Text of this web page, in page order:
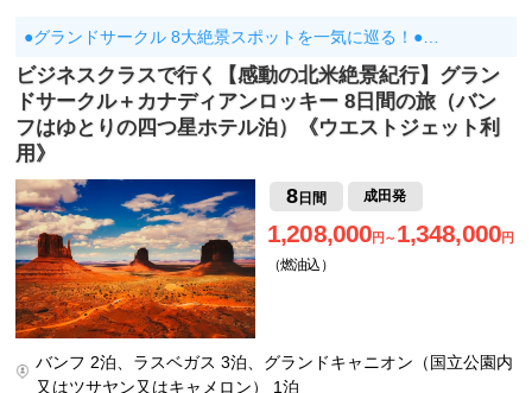
●グランドサークル 8大絶景スポットを一気に巡る！●…
ビジネスクラスで行く【感動の北米絶景紀行】グラン
ドサークル＋カナディアンロッキー 8日間の旅（バン
フはゆとりの四つ星ホテル泊）《ウエストジェット利
用》
8日間 成田発
1,208,000円～ 1,348,000円
（燃油込）
バンフ 2泊、ラスベガス 3泊、グランドキャニオン（国立公園内
又はツサヤン又はキャメロン） 1泊